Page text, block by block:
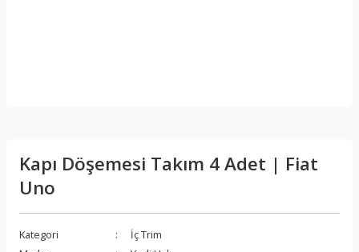
Kapı Döşemesi Takım 4 Adet | Fiat
Uno
Kategori
İç Trim